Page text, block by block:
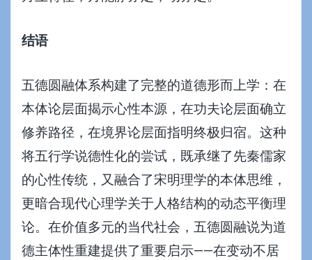
结语
五德圆融体系构建了完整的道德形而上学：在
本体论层面揭示心性本源，在功夫论层面确立
修养路径，在境界论层面指明终极归宿。这种
将五行学说德性化的尝试，既承继了先秦儒家
的心性传统，又融合了宋明理学的本体思维，
更暗合现代心理学关于人格结构的动态平衡理
论。在价值多元的当代社会，五德圆融说为道
德主体性重建提供了重要启示——在变动不居